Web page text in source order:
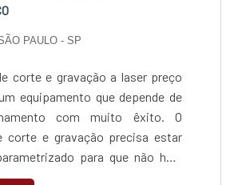
PAULO - SP
corte e gravação a laser preço
equipamento que depende de
com muito êxito. O
corte e gravação precisa estar
para que não haja
perda de serviços e materiais.